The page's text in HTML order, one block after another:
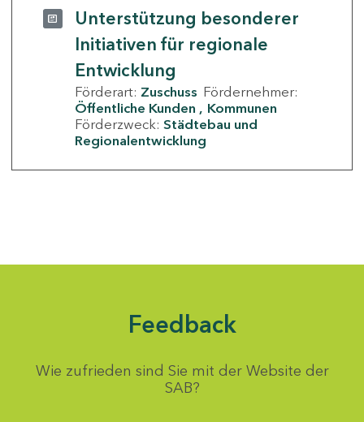
Unterstützung besonderer
Initiativen für regionale
Entwicklung
Förderart: Zuschuss Fördernehmer:
Öffentliche Kunden
Kommunen
Förderzweck: Städtebau und
Regionalentwicklung
Feedback
Wie zufrieden sind Sie mit der Website der
SAB?